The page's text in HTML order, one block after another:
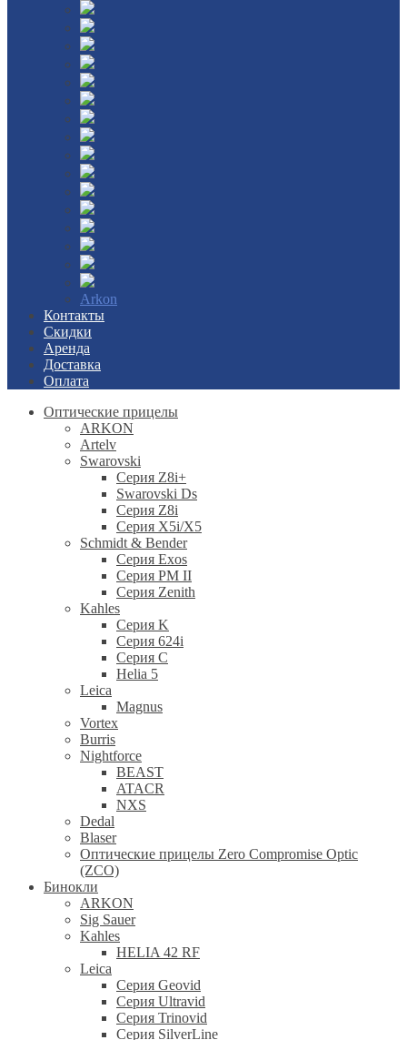
Arkon
Контакты
Скидки
Аренда
Доставка
Оплата
Оптические прицелы
ARKON
Artelv
Swarovski
Серия Z8i+
Swarovski Ds
Серия Z8i
Серия X5i/X5
Schmidt & Bender
Серия Exos
Серия PM II
Cерия Zenith
Kahles
Серия K
Серия 624i
Серия С
Helia 5
Leica
Magnus
Vortex
Burris
Nightforce
BEAST
ATACR
NXS
Dedal
Blaser
Оптические прицелы Zero Compromise Optic
(ZCO)
Бинокли
ARKON
Sig Sauer
Kahles
HELIA 42 RF
Leica
Серия Geovid
Серия Ultravid
Серия Trinovid
Серия SilverLine